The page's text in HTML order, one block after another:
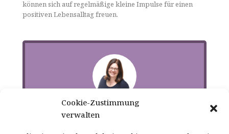
Cookie-Zustimmung
verwalten
können sich auf regelmäßige kleine Impulse für einen
positiven Lebensalltag freuen.